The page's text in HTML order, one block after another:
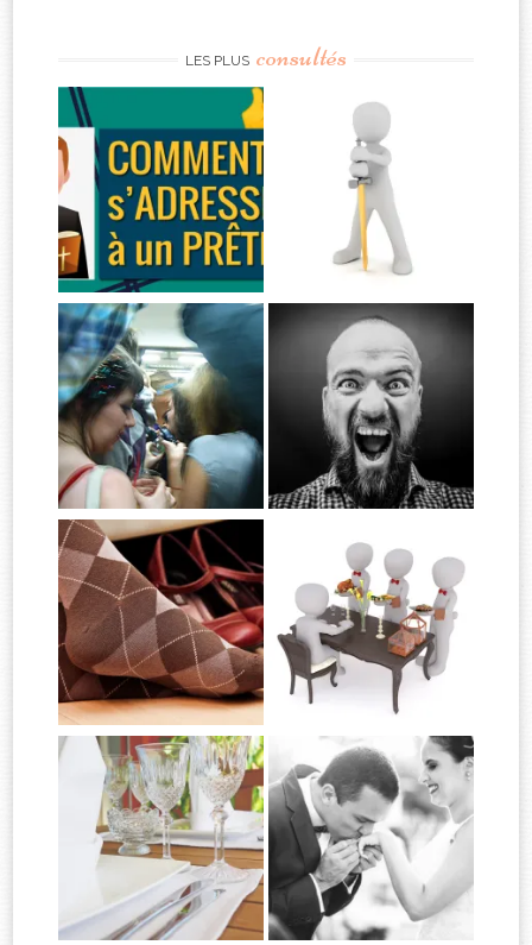
LES PLUS consultés